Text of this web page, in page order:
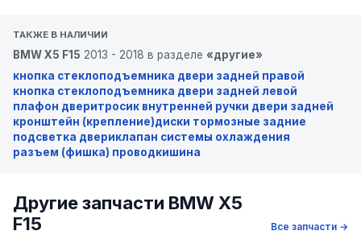
ТАКЖЕ В НАЛИЧИИ
BMW X5 F15 2013 - 2018 в разделе «другие»
кнопка стеклоподъемника двери задней правой
кнопка стеклоподъемника двери задней левой
плафон дверитросик внутренней ручки двери задней
кронштейн (крепление)диски тормозные задние
подсветка двериклапан системы охлаждения
разъем (фишка) проводкишина
Другие запчасти BMW X5
F15
Все запчасти →